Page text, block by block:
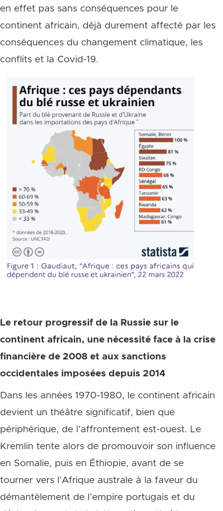
en effet pas sans conséquences pour le
continent africain, déjà durement affecté par les
conséquences du changement climatique, les
conflits et la Covid-19.
Le retour progressif de la Russie sur le
continent africain, une nécessité face à la crise
financière de 2008 et aux sanctions
occidentales imposées depuis 2014
Dans les années 1970-1980, le continent africain
devient un théâtre significatif, bien que
périphérique, de l’affrontement est-ouest. Le
Kremlin tente alors de promouvoir son influence
en Somalie, puis en Éthiopie, avant de se
tourner vers l’Afrique australe à la faveur du
démantèlement de l’empire portugais et du